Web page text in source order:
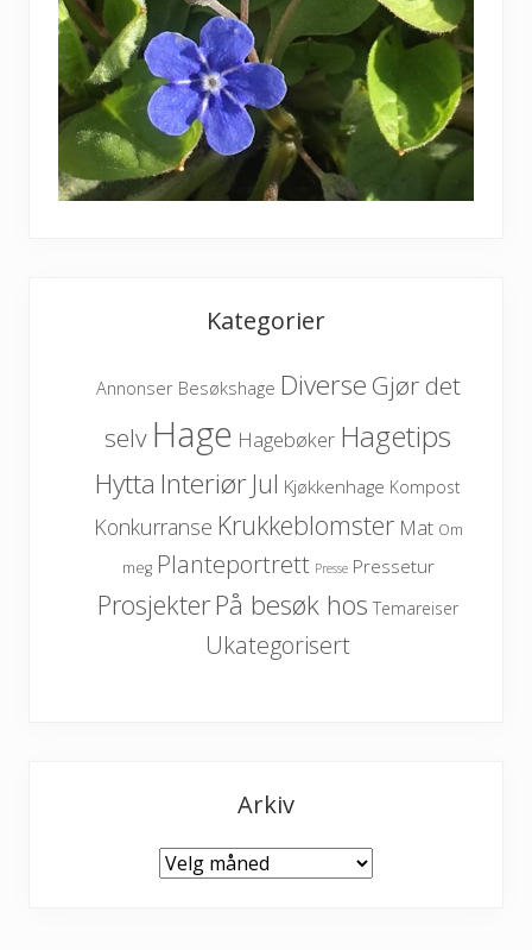
Kategorier
Annonser Besøkshage Diverse Gjør det
selv Hage Hagebøker Hagetips
Hytta Interiør Jul Kjøkkenhage Kompost
Konkurranse Krukkeblomster Mat Om
meg Planteportrett Presse Pressetur
ProsjekterPå besøk hos Temareiser
Ukategorisert
Arkiv
Arkiv